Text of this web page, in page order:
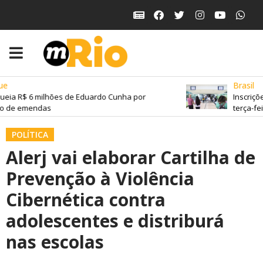
R$ 6 milhões de Eduardo Cunha por
emendas
Brasil
terça-feira
POLÍTICA
Alerj vai elaborar Cartilha de
Prevenção à Violência
Cibernética contra
adolescentes e distriburá
nas escolas